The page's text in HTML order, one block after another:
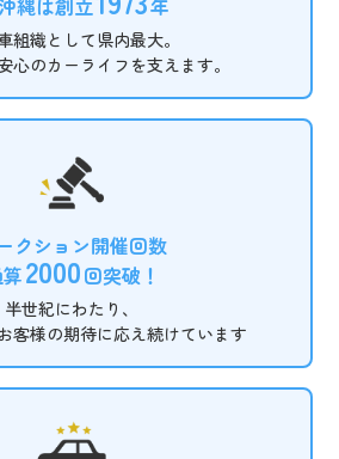
縄は創立 年
組織として県内最大。
心のカーライフを支えます。
クション開催回数
2000回突破！
半世紀にわたり、
客様の期待に応え続けています